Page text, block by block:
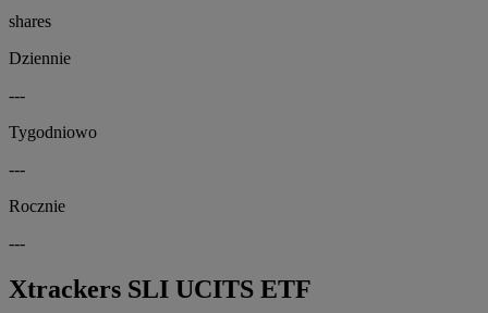
shares
Dziennie
---
Tygodniowo
---
Rocznie
---
Xtrackers SLI UCITS ETF